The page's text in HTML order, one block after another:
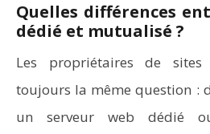
Quelles différences
dédié et mutualisé ?
Les propriétaires de
toujours la même question :
un serveur web dédié